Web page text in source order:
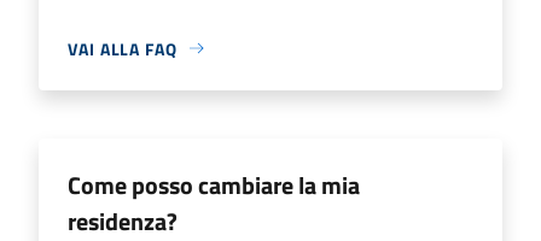
VAI ALLA FAQ
Come posso cambiare la mia
residenza?